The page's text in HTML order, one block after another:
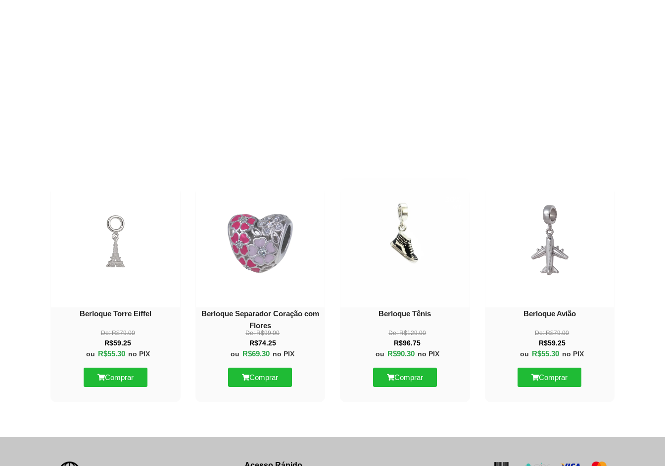
Berloque Torre Eiffel
De:R$79.00
R$59.25
ou R$55.30 no PIX
Comprar
Berloque Separador Coração com
Flores
De:R$99.00
R$74.25
ou R$69.30 no PIX
Comprar
Berloque Tênis
De:R$129.00
R$96.75
ou R$90.30 no PIX
Comprar
Berloque Avião
De:R$79.00
R$59.25
ou R$55.30 no PIX
Comprar